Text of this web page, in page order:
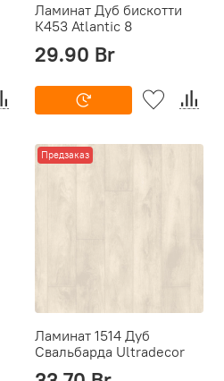
Ламинат Дуб бискотти
К453 Atlantic 8
29.90 Br
Предзаказ
Ламинат 1514 Дуб
Свальбарда Ultradecor